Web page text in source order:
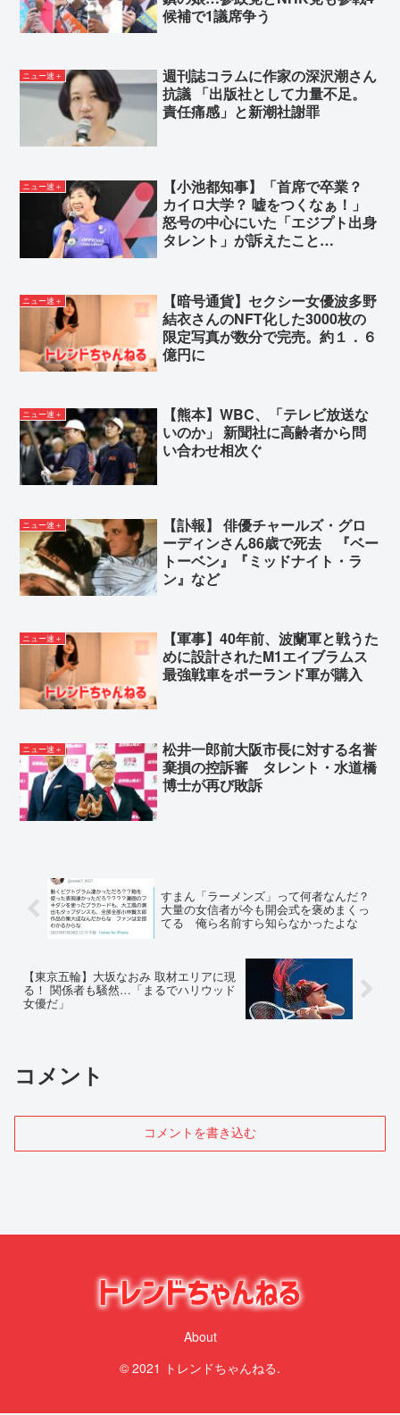
候補で1議席争う
ニュー速＋
週刊誌コラムに作家の深沢潮さん
抗議 「出版社として力量不足。
責任痛感」と新潮社謝罪
ニュー速＋
【小池都知事】「首席で卒業？
カイロ大学？ 嘘をつくなぁ！」
怒号の中心にいた「エジプト出身
タレント」が訴えたこと…
ニュー速＋
【暗号通貨】セクシー女優波多野
結衣さんのNFT化した3000枚の
限定写真が数分で完売。約１．６
億円に
ニュー速＋
【熊本】WBC、「テレビ放送な
いのか」 新聞社に高齢者から問
い合わせ相次ぐ
ニュー速＋
【訃報】 俳優チャールズ・グロ
ーディンさん86歳で死去 『ベー
トーベン』『ミッドナイト・ラ
ン』など
ニュー速＋
【軍事】40年前、波蘭軍と戦うた
めに設計されたM1エイブラムス
最強戦車をポーランド軍が購入
ニュー速＋
松井一郎前大阪市長に対する名誉
棄損の控訴審 タレント・水道橋
博士が再び敗訴
すまん「ラーメンズ」って何者なんだ？
大量の女信者が今も開会式を褒めまくっ
てる 俺ら名前すら知らなかったよな
【東京五輪】大坂なおみ 取材エリアに現
る！ 関係者も騒然…「まるでハリウッド
女優だ」
コメント
コメントを書き込む
About
© 2021 トレンドちゃんねる.